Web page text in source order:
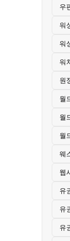
우
워
워
워
원
월
월
월
웨
웹
유
유
유